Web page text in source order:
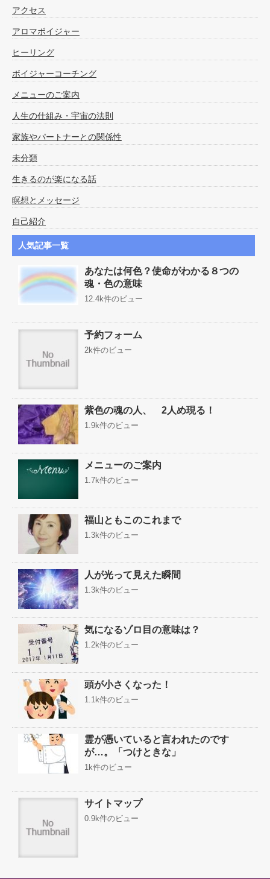
アクセス
アロマボイジャー
ヒーリング
ボイジャーコーチング
メニューのご案内
人生の仕組み・宇宙の法則
家族やパートナーとの関係性
未分類
生きるのが楽になる話
瞑想とメッセージ
自己紹介
人気記事一覧
あなたは何色？使命がわかる８つの
魂・色の意味
12.4k件のビュー
予約フォーム
2k件のビュー
紫色の魂の人、 2人め現る！
1.9k件のビュー
メニューのご案内
1.7k件のビュー
福山ともこのこれまで
1.3k件のビュー
人が光って見えた瞬間
1.3k件のビュー
気になるゾロ目の意味は？
1.2k件のビュー
頭が小さくなった！
1.1k件のビュー
霊が憑いていると言われたのです
が…。「つけときな」
1k件のビュー
サイトマップ
0.9k件のビュー